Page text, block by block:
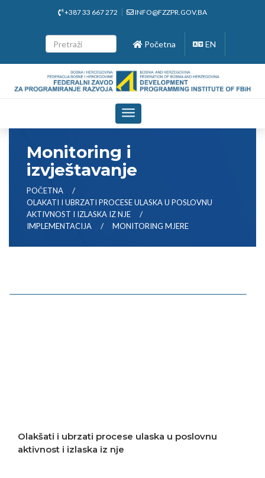
+387 33 667 272 INFO@FZZPR.GOV.BA
Početna EN
Toggle
navigation
Monitoring i
izvještavanje
POČETNA
OLAKATI I UBRZATI PROCESE ULASKA U POSLOVNU
AKTIVNOST I IZLASKA IZ NJE
IMPLEMENTACIJA
MONITORING MJERE
Olakšati i ubrzati procese ulaska u poslovnu
aktivnost i izlaska iz nje